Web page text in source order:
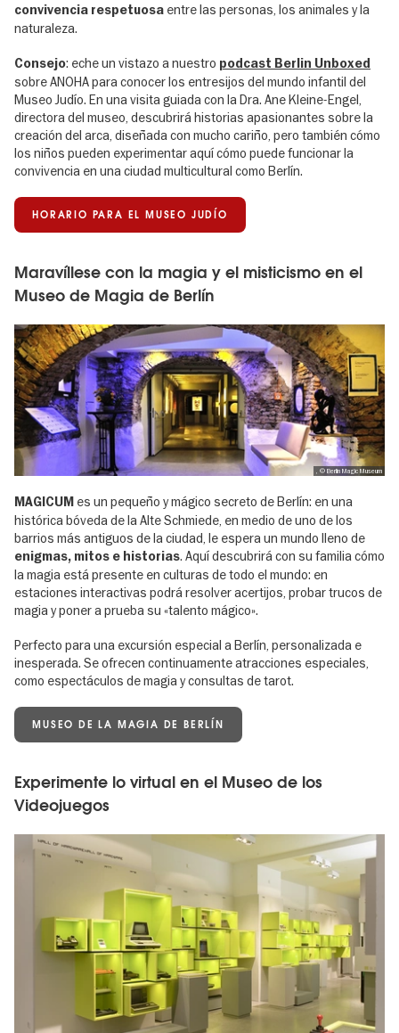
convivencia respetuosa entre las personas, los animales y la
naturaleza.
Consejo: eche un vistazo a nuestro podcast Berlin Unboxed
sobre ANOHA para conocer los entresijos del mundo infantil del
Museo Judío. En una visita guiada con la Dra. Ane Kleine-Engel,
directora del museo, descubrirá historias apasionantes sobre la
creación del arca, diseñada con mucho cariño, pero también cómo
los niños pueden experimentar aquí cómo puede funcionar la
convivencia en una ciudad multicultural como Berlín.
HORARIO PARA EL MUSEO JUDÍO
Maravíllese con la magia y el misticismo en el
Museo de Magia de Berlín
, © Berlin Magic Museum
MAGICUM es un pequeño y mágico secreto de Berlín: en una
histórica bóveda de la Alte Schmiede, en medio de uno de los
barrios más antiguos de la ciudad, le espera un mundo lleno de
enigmas, mitos e historias. Aquí descubrirá con su familia cómo
la magia está presente en culturas de todo el mundo: en
estaciones interactivas podrá resolver acertijos, probar trucos de
magia y poner a prueba su «talento mágico».
Perfecto para una excursión especial a Berlín, personalizada e
inesperada. Se ofrecen continuamente atracciones especiales,
como espectáculos de magia y consultas de tarot.
MUSEO DE LA MAGIA DE BERLÍN
Experimente lo virtual en el Museo de los
Videojuegos